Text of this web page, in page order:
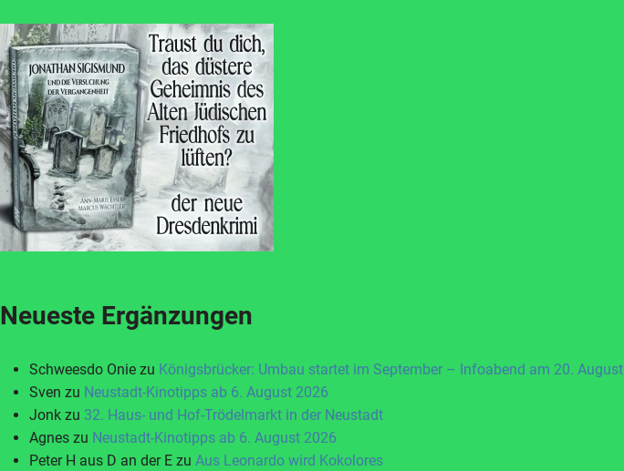
Neueste Ergänzungen
Schweesdo Onie zu Königsbrücker: Umbau startet im September – Infoabend am 20. August
Sven zu Neustadt-Kinotipps ab 6. August 2026
Jonk zu 32. Haus- und Hof-Trödelmarkt in der Neustadt
Agnes zu Neustadt-Kinotipps ab 6. August 2026
Peter H aus D an der E zu Aus Leonardo wird Kokolores